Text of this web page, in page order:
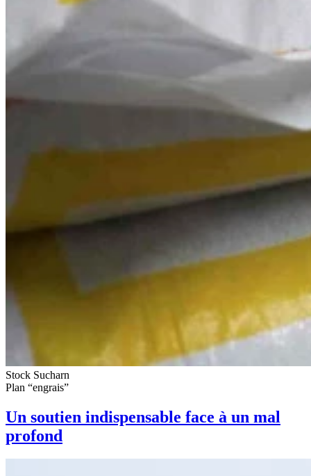
Stock Sucharn
Plan “engrais”
Un soutien indispensable face à un mal
profond